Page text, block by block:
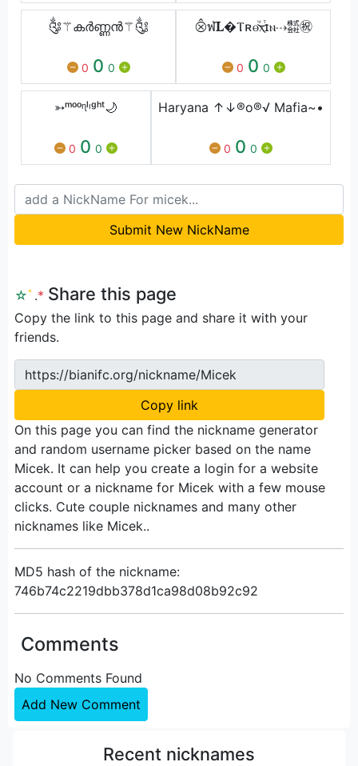
༂⚚കർണ്ണൻ⚚༃
0 0 0
⨶ฬ𝐋�Ⲧʀⲑⷱ͜ⲭⷮɪⲛ⇢㍿㊗︎
0 0 0
➳ᵐᵒᵒᶯˡᶦᵍʰᵗ🌙
0 0 0
Haryana ↑↓®o®√ Mafia~•
0 0 0
Submit New NickName
☆ﾟ .* Share this page
Copy the link to this page and share it with your
friends.
https://bianifc.org/nickname/Micek
Copy link
On this page you can find the nickname generator
and random username picker based on the name
Micek. It can help you create a login for a website
account or a nickname for Micek with a few mouse
clicks. Cute couple nicknames and many other
nicknames like Micek..
MD5 hash of the nickname:
746b74c2219dbb378d1ca98d08b92c92
Comments
No Comments Found
Add New Comment
Recent nicknames